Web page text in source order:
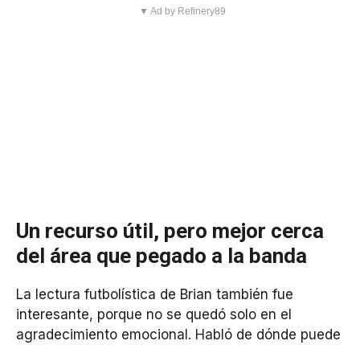
▼ Ad by Refinery89
Un recurso útil, pero mejor cerca
del área que pegado a la banda
La lectura futbolística de Brian también fue
interesante, porque no se quedó solo en el
agradecimiento emocional. Habló de dónde puede